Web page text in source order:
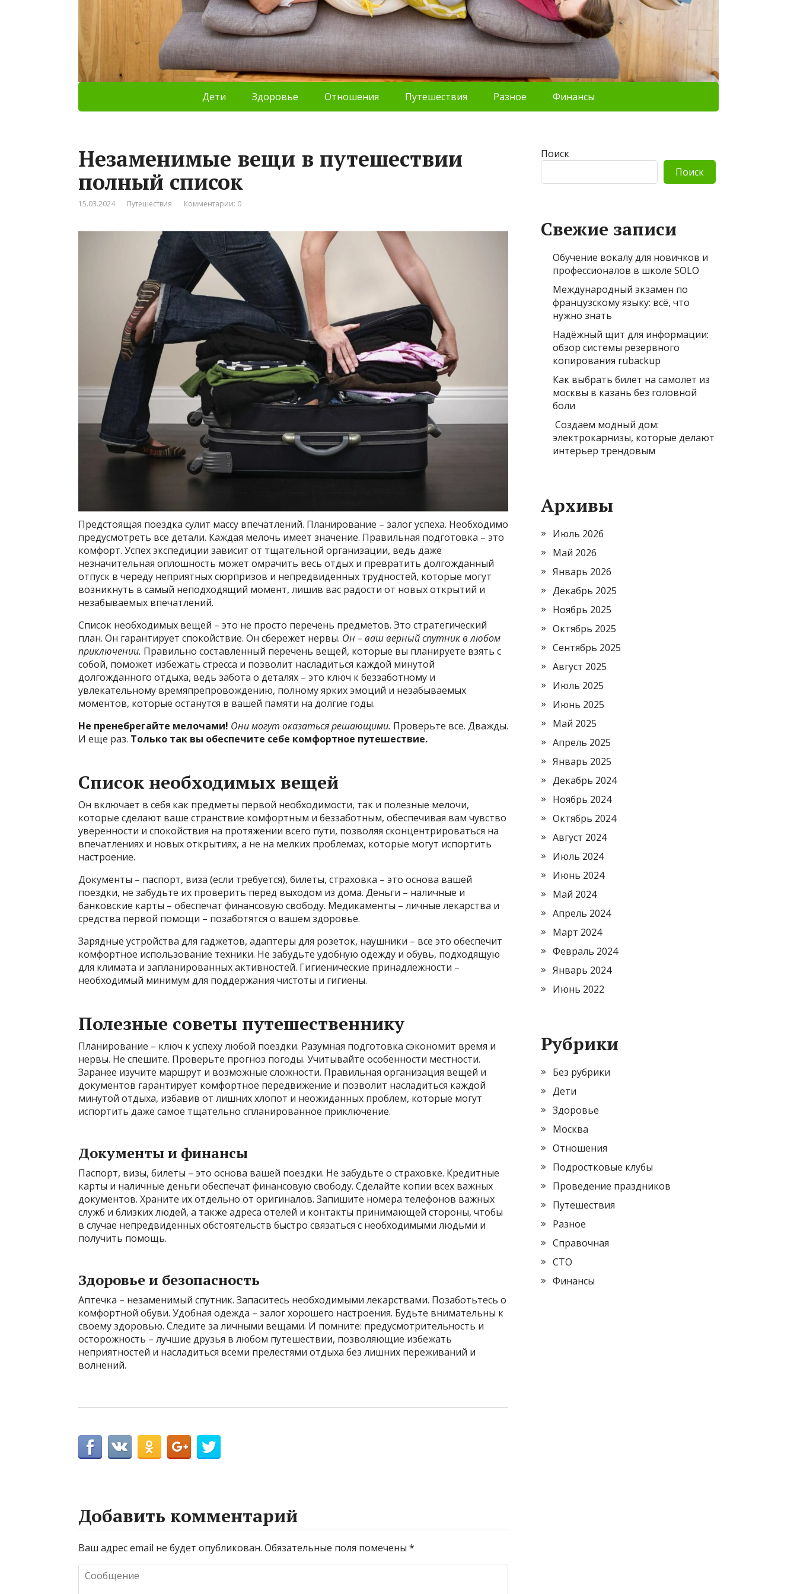
Дети Здоровье Отношения Путешествия Разное Финансы
Незаменимые вещи в путешествии
полный список
15.03.2024 Путешествия Комментарии: 0
Предстоящая поездка сулит массу впечатлений. Планирование – залог успеха. Необходимо
предусмотреть все детали. Каждая мелочь имеет значение. Правильная подготовка – это
комфорт. Успех экспедиции зависит от тщательной организации, ведь даже
незначительная оплошность может омрачить весь отдых и превратить долгожданный
отпуск в череду неприятных сюрпризов и непредвиденных трудностей, которые могут
возникнуть в самый неподходящий момент, лишив вас радости от новых открытий и
незабываемых впечатлений.
Список необходимых вещей – это не просто перечень предметов. Это стратегический
план. Он гарантирует спокойствие. Он сбережет нервы. Он – ваш верный спутник в любом
приключении. Правильно составленный перечень вещей, которые вы планируете взять с
собой, поможет избежать стресса и позволит насладиться каждой минутой
долгожданного отдыха, ведь забота о деталях – это ключ к беззаботному и
увлекательному времяпрепровождению, полному ярких эмоций и незабываемых
моментов, которые останутся в вашей памяти на долгие годы.
Не пренебрегайте мелочами! Они могут оказаться решающими. Проверьте все. Дважды.
И еще раз. Только так вы обеспечите себе комфортное путешествие.
Список необходимых вещей
Он включает в себя как предметы первой необходимости, так и полезные мелочи,
которые сделают ваше странствие комфортным и беззаботным, обеспечивая вам чувство
уверенности и спокойствия на протяжении всего пути, позволяя сконцентрироваться на
впечатлениях и новых открытиях, а не на мелких проблемах, которые могут испортить
настроение.
Документы – паспорт, виза (если требуется), билеты, страховка – это основа вашей
поездки, не забудьте их проверить перед выходом из дома. Деньги – наличные и
банковские карты – обеспечат финансовую свободу. Медикаменты – личные лекарства и
средства первой помощи – позаботятся о вашем здоровье.
Зарядные устройства для гаджетов, адаптеры для розеток, наушники – все это обеспечит
комфортное использование техники. Не забудьте удобную одежду и обувь, подходящую
для климата и запланированных активностей. Гигиенические принадлежности –
необходимый минимум для поддержания чистоты и гигиены.
Полезные советы путешественнику
Планирование – ключ к успеху любой поездки. Разумная подготовка сэкономит время и
нервы. Не спешите. Проверьте прогноз погоды. Учитывайте особенности местности.
Заранее изучите маршрут и возможные сложности. Правильная организация вещей и
документов гарантирует комфортное передвижение и позволит насладиться каждой
минутой отдыха, избавив от лишних хлопот и неожиданных проблем, которые могут
испортить даже самое тщательно спланированное приключение.
Документы и финансы
Паспорт, визы, билеты – это основа вашей поездки. Не забудьте о страховке. Кредитные
карты и наличные деньги обеспечат финансовую свободу. Сделайте копии всех важных
документов. Храните их отдельно от оригиналов. Запишите номера телефонов важных
служб и близких людей, а также адреса отелей и контакты принимающей стороны, чтобы
в случае непредвиденных обстоятельств быстро связаться с необходимыми людьми и
получить помощь.
Здоровье и безопасность
Аптечка – незаменимый спутник. Запаситесь необходимыми лекарствами. Позаботьтесь о
комфортной обуви. Удобная одежда – залог хорошего настроения. Будьте внимательны к
своему здоровью. Следите за личными вещами. И помните: предусмотрительность и
осторожность – лучшие друзья в любом путешествии, позволяющие избежать
неприятностей и насладиться всеми прелестями отдыха без лишних переживаний и
волнений.
Добавить комментарий
Ваш адрес email не будет опубликован. Обязательные поля помечены *
Поиск
Поиск
Свежие записи
Обучение вокалу для новичков и
профессионалов в школе SOLO
Международный экзамен по
французскому языку: всё, что
нужно знать
Надёжный щит для информации:
обзор системы резервного
копирования rubackup
Как выбрать билет на самолет из
москвы в казань без головной
боли
Создаем модный дом:
электрокарнизы, которые делают
интерьер трендовым
Архивы
Июль 2026
Май 2026
Январь 2026
Декабрь 2025
Ноябрь 2025
Октябрь 2025
Сентябрь 2025
Август 2025
Июль 2025
Июнь 2025
Май 2025
Апрель 2025
Январь 2025
Декабрь 2024
Ноябрь 2024
Октябрь 2024
Август 2024
Июль 2024
Июнь 2024
Май 2024
Апрель 2024
Март 2024
Февраль 2024
Январь 2024
Июнь 2022
Рубрики
Без рубрики
Дети
Здоровье
Москва
Отношения
Подростковые клубы
Проведение праздников
Путешествия
Разное
Справочная
СТО
Финансы